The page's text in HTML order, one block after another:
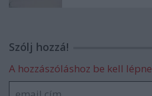
Szólj hozzá!
A hozzászóláshoz be kell